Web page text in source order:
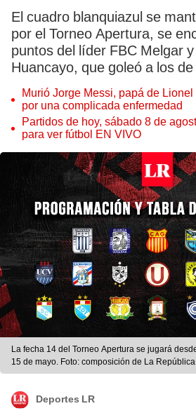
El cuadro blanquiazul se
por el Torneo Apertura, se
puntos del líder FBC Melgar
Huancayo, que goleó a los
Murió Jorge Messi, papá de
por una complicada enfermedad
Partidos de hoy, sábado 8 de
para ver fútbol EN VIVO
La fecha 14 del Torneo Apertura se jugará
15 de mayo. Foto: composición de La República
Deportes LR